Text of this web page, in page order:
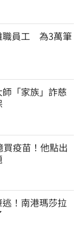
員工　為3萬筆
「家族」詐慈
買疫苗！他點出
！南港瑪莎拉